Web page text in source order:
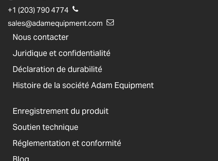
+1 (203) 790 4774
sales@adamequipment.com
Nous contacter
Juridique et confidentialité
Déclaration de durabilité
Histoire de la société Adam Equipment
Enregistrement du produit
Soutien technique
Réglementation et conformité